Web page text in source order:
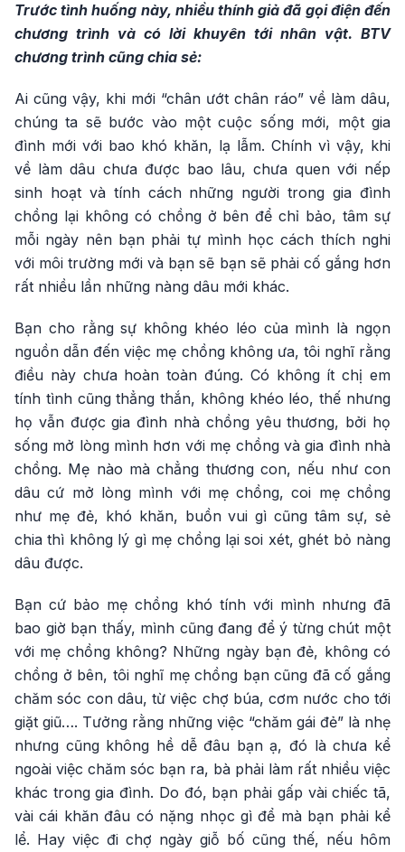
Trước tình huống này, nhiều thính giả đã gọi điện đến
chương trình và có lời khuyên tới nhân vật. BTV
chương trình cũng chia sẻ:
Ai cũng vậy, khi mới “chân ướt chân ráo” về làm dâu,
chúng ta sẽ bước vào một cuộc sống mới, một gia
đình mới với bao khó khăn, lạ lẫm. Chính vì vậy, khi
về làm dâu chưa được bao lâu, chưa quen với nếp
sinh hoạt và tính cách những người trong gia đình
chồng lại không có chồng ở bên để chỉ bảo, tâm sự
mỗi ngày nên bạn phải tự mình học cách thích nghi
với môi trường mới và bạn sẽ bạn sẽ phải cố gắng hơn
rất nhiều lần những nàng dâu mới khác.
Bạn cho rằng sự không khéo léo của mình là ngọn
nguồn dẫn đến việc mẹ chồng không ưa, tôi nghĩ rằng
điều này chưa hoàn toàn đúng. Có không ít chị em
tính tình cũng thẳng thắn, không khéo léo, thế nhưng
họ vẫn được gia đình nhà chồng yêu thương, bởi họ
sống mở lòng mình hơn với mẹ chồng và gia đình nhà
chồng. Mẹ nào mà chẳng thương con, nếu như con
dâu cứ mở lòng mình với mẹ chồng, coi mẹ chồng
như mẹ đẻ, khó khăn, buồn vui gì cũng tâm sự, sẻ
chia thì không lý gì mẹ chồng lại soi xét, ghét bỏ nàng
dâu được.
Bạn cứ bảo mẹ chồng khó tính với mình nhưng đã
bao giờ bạn thấy, mình cũng đang để ý từng chút một
với mẹ chồng không? Những ngày bạn đẻ, không có
chồng ở bên, tôi nghĩ mẹ chồng bạn cũng đã cố gắng
chăm sóc con dâu, từ việc chợ búa, cơm nước cho tới
giặt giũ…. Tưởng rằng những việc “chăm gái đẻ” là nhẹ
nhưng cũng không hề dễ đâu bạn ạ, đó là chưa kể
ngoài việc chăm sóc bạn ra, bà phải làm rất nhiều việc
khác trong gia đình. Do đó, bạn phải gấp vài chiếc tã,
vài cái khăn đâu có nặng nhọc gì để mà bạn phải kể
lể. Hay việc đi chợ ngày giỗ bố cũng thế, nếu hôm